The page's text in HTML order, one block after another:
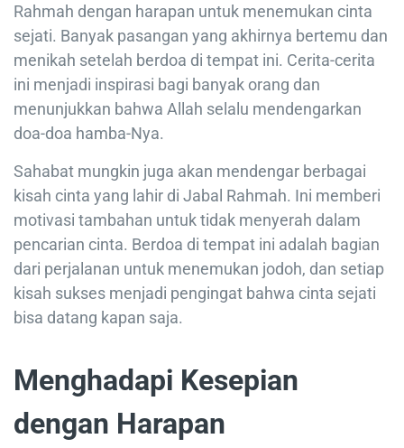
Rahmah dengan harapan untuk menemukan cinta
sejati. Banyak pasangan yang akhirnya bertemu dan
menikah setelah berdoa di tempat ini. Cerita-cerita
ini menjadi inspirasi bagi banyak orang dan
menunjukkan bahwa Allah selalu mendengarkan
doa-doa hamba-Nya.
Sahabat mungkin juga akan mendengar berbagai
kisah cinta yang lahir di Jabal Rahmah. Ini memberi
motivasi tambahan untuk tidak menyerah dalam
pencarian cinta. Berdoa di tempat ini adalah bagian
dari perjalanan untuk menemukan jodoh, dan setiap
kisah sukses menjadi pengingat bahwa cinta sejati
bisa datang kapan saja.
Menghadapi Kesepian
dengan Harapan